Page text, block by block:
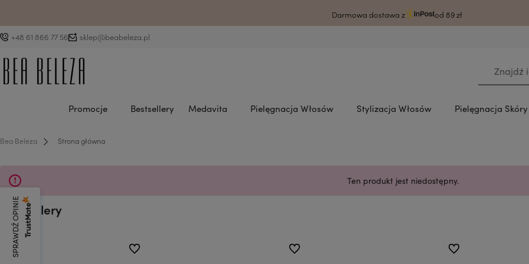
Drodzy klienci ze względu na awarię systemu czas wysyłki może ulec
Darmowa dostawa z od 89 zł
+48 61 866 77 56 sklep@beabeleza.pl
Promocje Bestsellery Medavita Pielęgnacja Włosów Stylizacja Włosów Pielęgnacja Skóry
Bea Beleza Strona główna
Ten produkt jest niedostępny.
Bestsellery
do ulubionych do ulubionych do ulubionych
SPRAWDŹ OPINIE